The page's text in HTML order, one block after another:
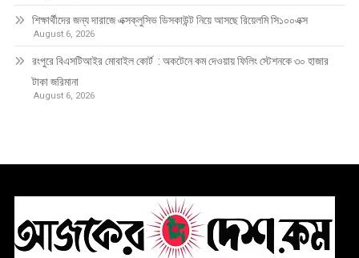
শিক্ষার্থীদের জন্য দারাজে এক্সক্লুসিভ ডিসকাউন্ট নিয়ে আসছে রিয়েলমি সি১০০এক্স
August 6, 2026
রংপুরে বিএসটিআইর মোবাইল কোর্ট : অকটেনে কম দেওয়ায় ফিলিং স্টেশনকে ৩০ হাজার
টাকা জরিমানা
August 6, 2026